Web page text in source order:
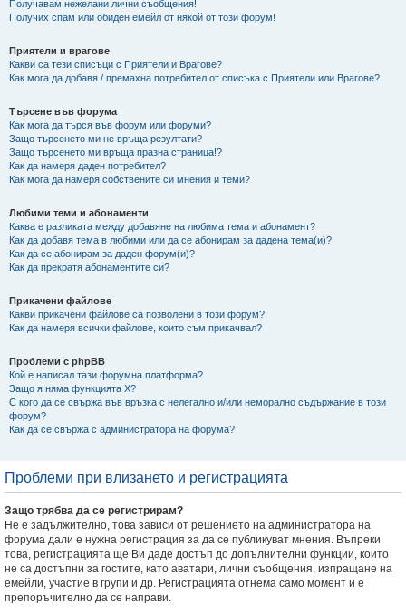
Получавам нежелани лични съобщения!
Получих спам или обиден емейл от някой от този форум!
Приятели и врагове
Какви са тези списъци с Приятели и Врагове?
Как мога да добавя / премахна потребител от списъка с Приятели или Врагове?
Търсене във форума
Как мога да търся във форум или форуми?
Защо търсенето ми не връща резултати?
Защо търсенето ми връща празна страница!?
Как да намеря даден потребител?
Как мога да намеря собствените си мнения и теми?
Любими теми и абонаменти
Каква е разликата между добавяне на любима тема и абонамент?
Как да добавя тема в любими или да се абонирам за дадена тема(и)?
Как да се абонирам за даден форум(и)?
Как да прекратя абонаментите си?
Прикачени файлове
Какви прикачени файлове са позволени в този форум?
Как да намеря всички файлове, които съм прикачвал?
Проблеми с phpBB
Кой е написал тази форумна платформа?
Защо я няма функцията X?
С кого да се свържа във връзка с нелегално и/или неморално съдържание в този
форум?
Как да се свържа с администратора на форума?
Проблеми при влизането и регистрацията
Защо трябва да се регистрирам?
Не е задължително, това зависи от решението на администратора на
форума дали е нужна регистрация за да се публикуват мнения. Въпреки
това, регистрацията ще Ви даде достъп до допълнителни функции, които
не са достъпни за гостите, като аватари, лични съобщения, изпращане на
емейли, участие в групи и др. Регистрацията отнема само момент и е
препоръчително да се направи.